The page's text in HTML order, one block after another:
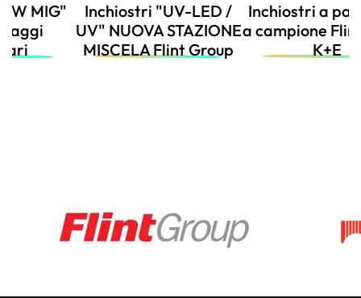
Inchiostri "UV-LED /
UV" NUOVA STAZIONE
MISCELA Flint Group
Inchiostri a pantone e
a campione Flint Group
K+E